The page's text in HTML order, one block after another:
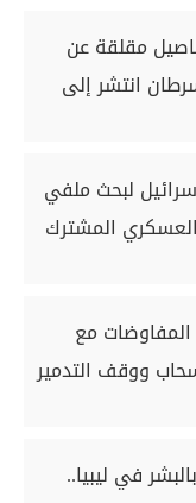
مقلقة عن
انتشر إلى
لبحث ملفي
المشترك
مع
ووقف التدمير
في ليبيا..